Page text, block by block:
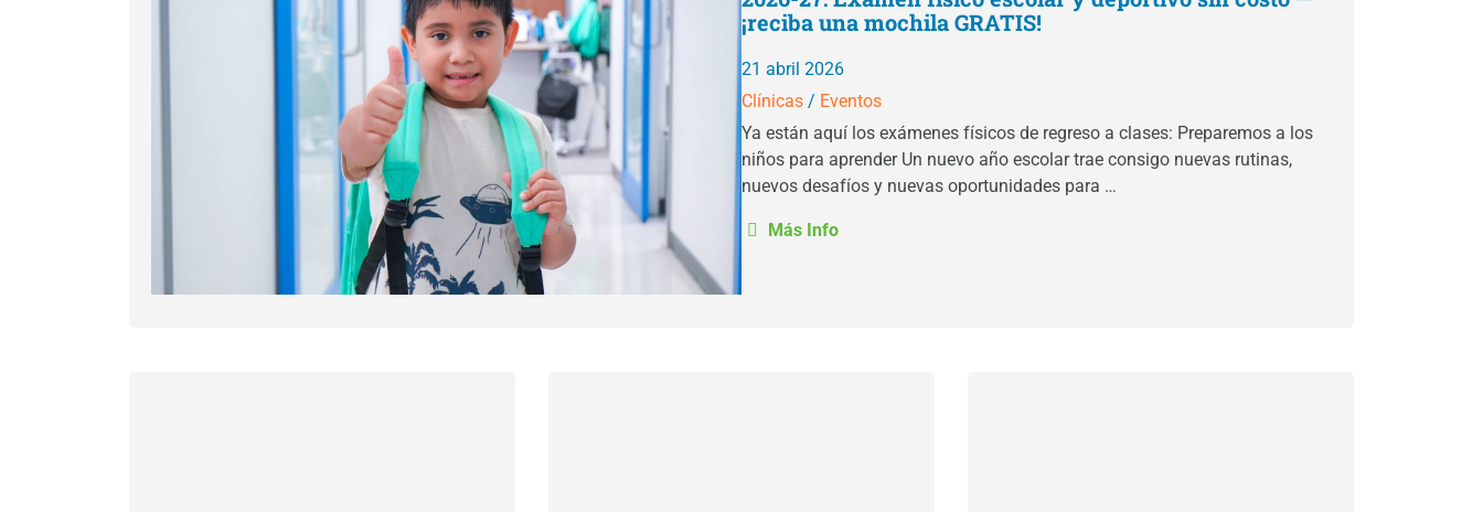
¡reciba una mochila GRATIS!
21 abril 2026
Clínicas / Eventos
Ya están aquí los exámenes físicos de regreso a clases: Preparemos a los
niños para aprender Un nuevo año escolar trae consigo nuevas rutinas,
nuevos desafíos y nuevas oportunidades para …
Más Info